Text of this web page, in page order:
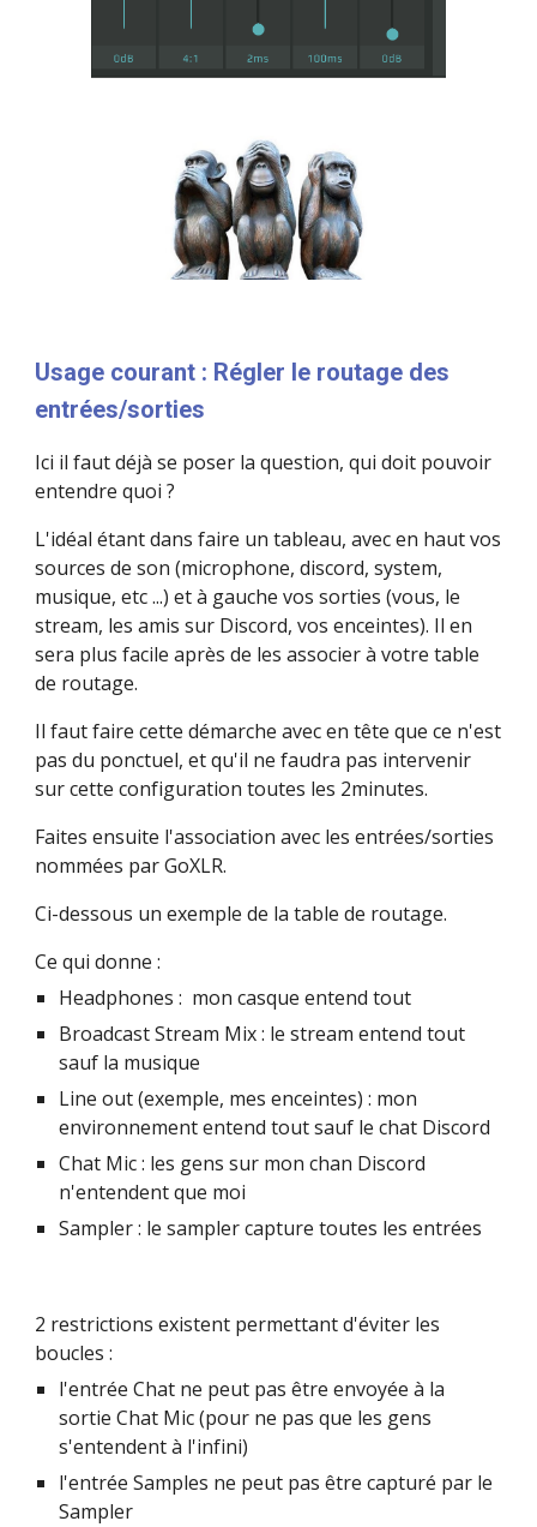
Usage courant : Régler le routage des
entrées/sorties
Ici il faut déjà se poser la question, qui doit pouvoir
entendre quoi ?
L'idéal étant dans faire un tableau, avec en haut vos
sources de son (microphone, discord, system,
musique, etc ...) et à gauche vos sorties (vous, le
stream, les amis sur Discord, vos enceintes). Il en
sera plus facile après de les associer à votre table
de routage.
Il faut faire cette démarche avec en tête que ce n'est
pas du ponctuel, et qu'il ne faudra pas intervenir
sur cette configuration toutes les 2minutes.
Faites ensuite l'association avec les entrées/sorties
nommées par GoXLR.
Ci-dessous un exemple de la table de routage.
Ce qui donne :
Headphones :  mon casque entend tout
Broadcast Stream Mix : le stream entend tout
sauf la musique
Line out (exemple, mes enceintes) : mon
environnement entend tout sauf le chat Discord
Chat Mic : les gens sur mon chan Discord
n'entendent que moi
Sampler : le sampler capture toutes les entrées
2 restrictions existent permettant d'éviter les
boucles :
l'entrée Chat ne peut pas être envoyée à la
sortie Chat Mic (pour ne pas que les gens
s'entendent à l'infini)
l'entrée Samples ne peut pas être capturé par le
Sampler